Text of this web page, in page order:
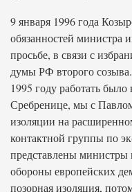
9 января 1996 года
обязанностей министра
просьбе, в связи с
думы РФ второго
1995 году работать
Сребренице, мы с
изоляции на
контактной группы по
представлены
обороны европейских
позорная изоляция,